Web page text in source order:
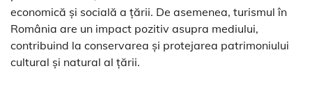
economică și socială a țării. De asemenea, turismul în
România are un impact pozitiv asupra mediului,
contribuind la conservarea și protejarea patrimoniului
cultural și natural al țării.